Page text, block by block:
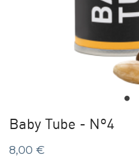
Baby Tube - Nº4
8,00 €